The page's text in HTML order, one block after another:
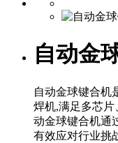
自动金
自动金球键合机
焊机,满足多芯
动金球键合机通
有效应对行业挑